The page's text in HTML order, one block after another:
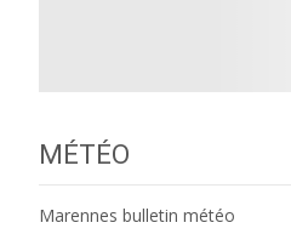
MÉTÉO
Marennes bulletin météo